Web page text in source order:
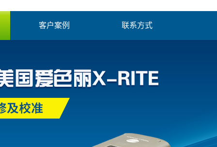
客户案例 联系方式